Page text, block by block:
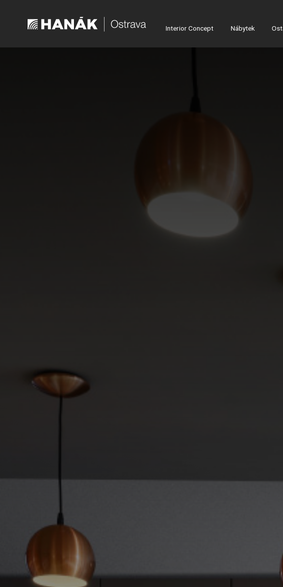
Interior Concept Nábytek